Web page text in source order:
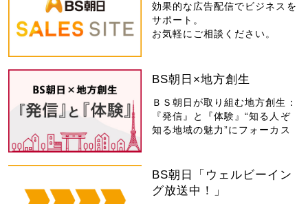
効果的な広告配信でビジネスを
サポート。
お気軽にご相談ください。
BS朝日×地方創生
ＢＳ朝日が取り組む地方創生：
『発信』と『体験』“知る人ぞ
知る地域の魅力”にフォーカス
BS朝日「ウェルビーイン
グ放送中！」